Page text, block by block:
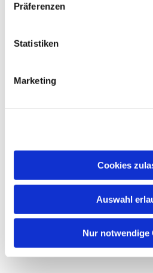
Präferenzen
Statistiken
Marketing
Cookies
Auswahl
Nur notwendige
Dies könnte Sie